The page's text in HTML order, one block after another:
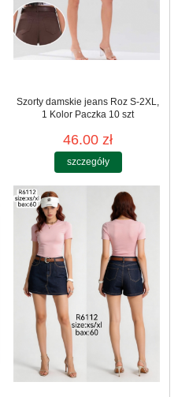
Szorty damskie jeans Roz S-2XL,
1 Kolor Paczka 10 szt
46.00 zł
szczegóły